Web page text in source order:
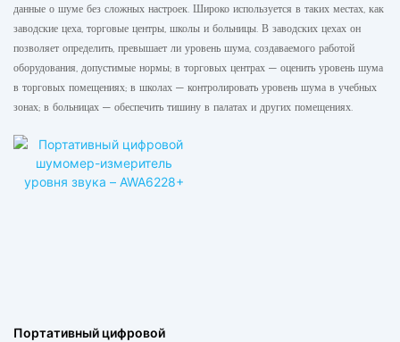
данные о шуме без сложных настроек. Широко используется в таких местах, как
заводские цеха, торговые центры, школы и больницы. В заводских цехах он
позволяет определить, превышает ли уровень шума, создаваемого работой
оборудования, допустимые нормы; в торговых центрах — оценить уровень шума
в торговых помещениях; в школах — контролировать уровень шума в учебных
зонах; в больницах — обеспечить тишину в палатах и ​​других помещениях.
Портативный цифровой